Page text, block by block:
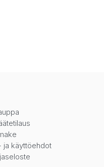
ja käyttöehdot